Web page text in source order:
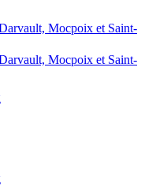
Mocpoix et Saint-
Mocpoix et Saint-